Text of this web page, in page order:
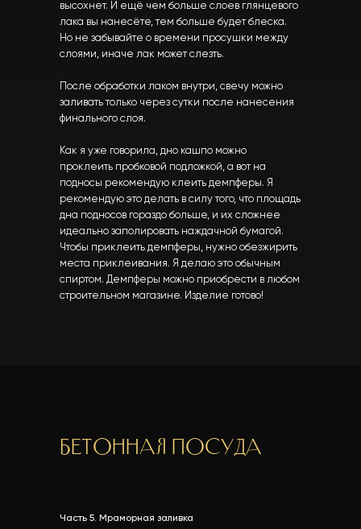
высохнет. И ещё чем больше слоев глянцевого
лака вы нанесёте, тем больше будет блеска.
Но не забывайте о времени просушки между
слоями, иначе лак может слезть.
После обработки лаком внутри, свечу можно
заливать только через сутки после нанесения
финального слоя.
Как я уже говорила, дно кашпо можно
проклеить пробковой подложкой, а вот на
подносы рекомендую клеить демпферы. Я
рекомендую это делать в силу того, что площадь
дна подносов гораздо больше, и их сложнее
идеально заполировать наждачной бумагой.
Чтобы приклеить демпферы, нужно обезжирить
места приклеивания. Я делаю это обычным
спиртом. Демпферы можно приобрести в любом
строительном магазине. Изделие готово!
Бетонная посуда
Часть 5. Мраморная заливка